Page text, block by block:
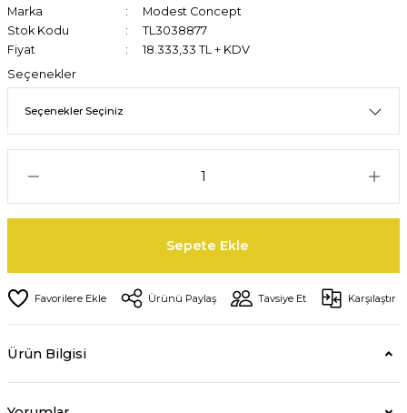
Marka
Modest Concept
Stok Kodu
TL3038877
Fiyat
18.333,33 TL + KDV
Seçenekler
Sepete Ekle
Ürünü Paylaş Tavsiye Et Karşılaştır
Ürün Bilgisi